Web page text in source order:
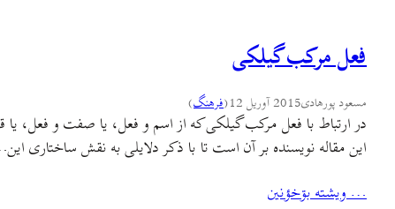
فعل مرکب گیلکی
مسعود پورهادی2015 آوریل 12 (فرهنگ)
در ارتباط با فعل مرکب گیلکی که از اسم و فعل، یا صفت و فعل،
این مقاله نویسنده بر آن است تا با ذکر دلایلی به نقش ساختاری
… ويشته بۊخؤنين